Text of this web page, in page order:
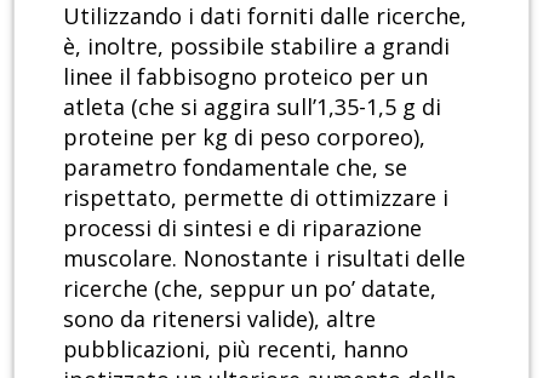
Utilizzando i dati forniti dalle ricerche,
è, inoltre, possibile stabilire a grandi
linee il fabbisogno proteico per un
atleta (che si aggira sull’1,35-1,5 g di
proteine per kg di peso corporeo),
parametro fondamentale che, se
rispettato, permette di ottimizzare i
processi di sintesi e di riparazione
muscolare. Nonostante i risultati delle
ricerche (che, seppur un po’ datate,
sono da ritenersi valide), altre
pubblicazioni, più recenti, hanno